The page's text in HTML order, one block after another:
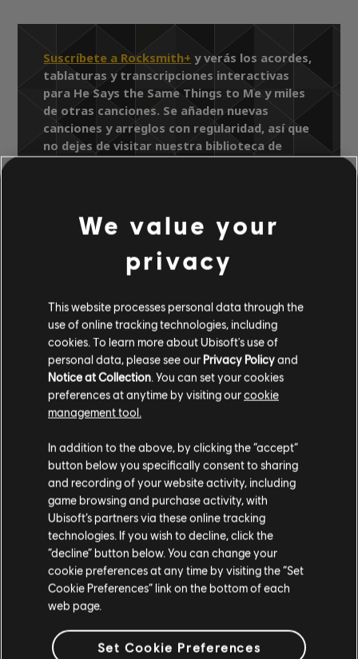
Suscríbete a Rocksmith+ y verás los acordes,
tablaturas y transcripciones interactivas
para He Says the Same Things to Me y miles
de otras canciones. Se añaden nuevas
canciones y arreglos con regularidad, así que
no dejes de visitar nuestra biblioteca de
canciones para ver las últimas
Biblioteca de canciones
The Essential Skeeter Davis
He Says the Same Things to Me
ARREGLOS
VERIFICADOS
Instrumento / Tipo arr. Verificado
Cifrado de acordes
Cifrado de bajo
We value your
privacy
This website processes personal data through the
use of online tracking technologies, including
cookies. To learn more about Ubisoft's use of
personal data, please see our Privacy Policyand
Notice at Collection. You can set your cookies
preferences at anytime by visiting ourcookie
management tool.
In addition to the above, by clicking the “accept”
button below you specifically consent to sharing
and recording of your website activity, including
game browsing and purchase activity, with
Ubisoft’s partners via these online tracking
technologies. If you wish to decline, click the
“decline” button below. You can change your
cookie preferences at any time by visiting the “Set
Cookie Preferences” link on the bottom of each
web page.
Set Cookie Preferences